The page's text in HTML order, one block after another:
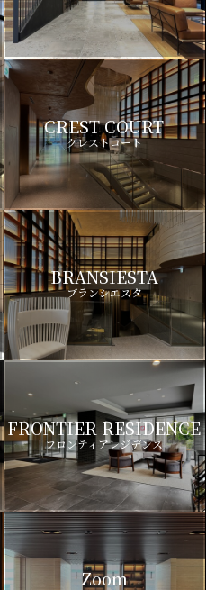
CREST COURT
クレストコート
BRANSIESTA
ブランシエスタ
FRONTIER RESIDENCE
フロンティアレジデンス
Zoom